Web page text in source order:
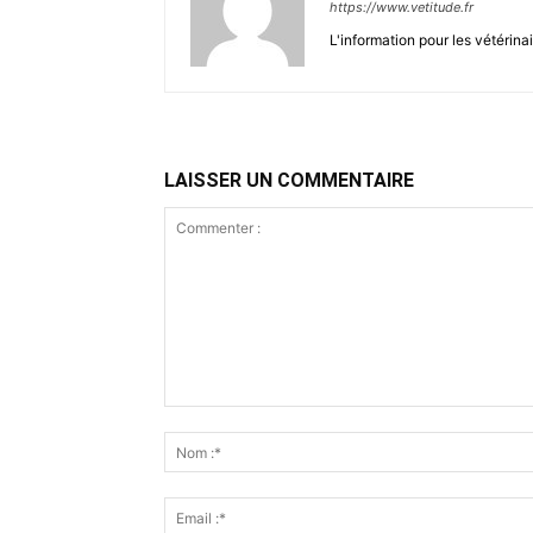
https://www.vetitude.fr
L'information pour les
LAISSER UN COMMENTAIRE